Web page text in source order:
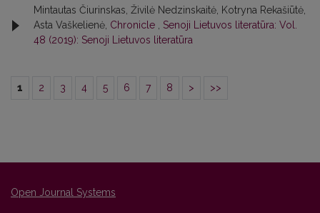
Mintautas Čiurinskas, Živilė Nedzinskaitė, Kotryna Rekašiūtė,
Asta Vaškelienė, Chronicle , Senoji Lietuvos literatūra: Vol.
48 (2019): Senoji Lietuvos literatūra
1 2 3 4 5 6 7 8 > >>
Open Journal Systems